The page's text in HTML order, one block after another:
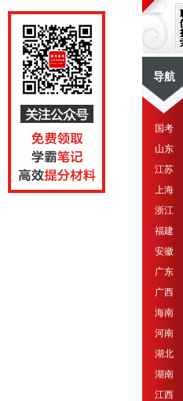
导航
国考
山东
江苏
上海
浙江
福建
安徽
广东
广西
海南
河南
湖北
湖南
江西